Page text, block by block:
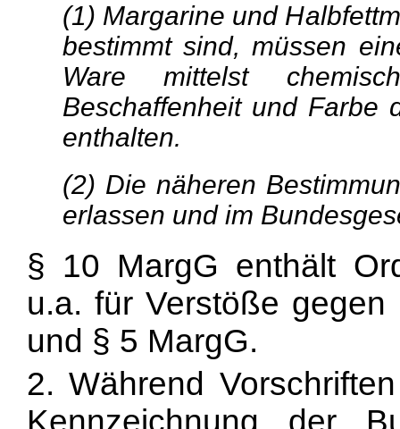
(1) Margarine und
bestimmt sind, müssen
Ware mittelst
Beschaffenheit und Farbe
enthalten.
(2) Die näheren
erlassen und im
§ 10 MargG enthält
u.a. für Verstöße
und § 5 MargG.
2. Während
Kennzeichnung der